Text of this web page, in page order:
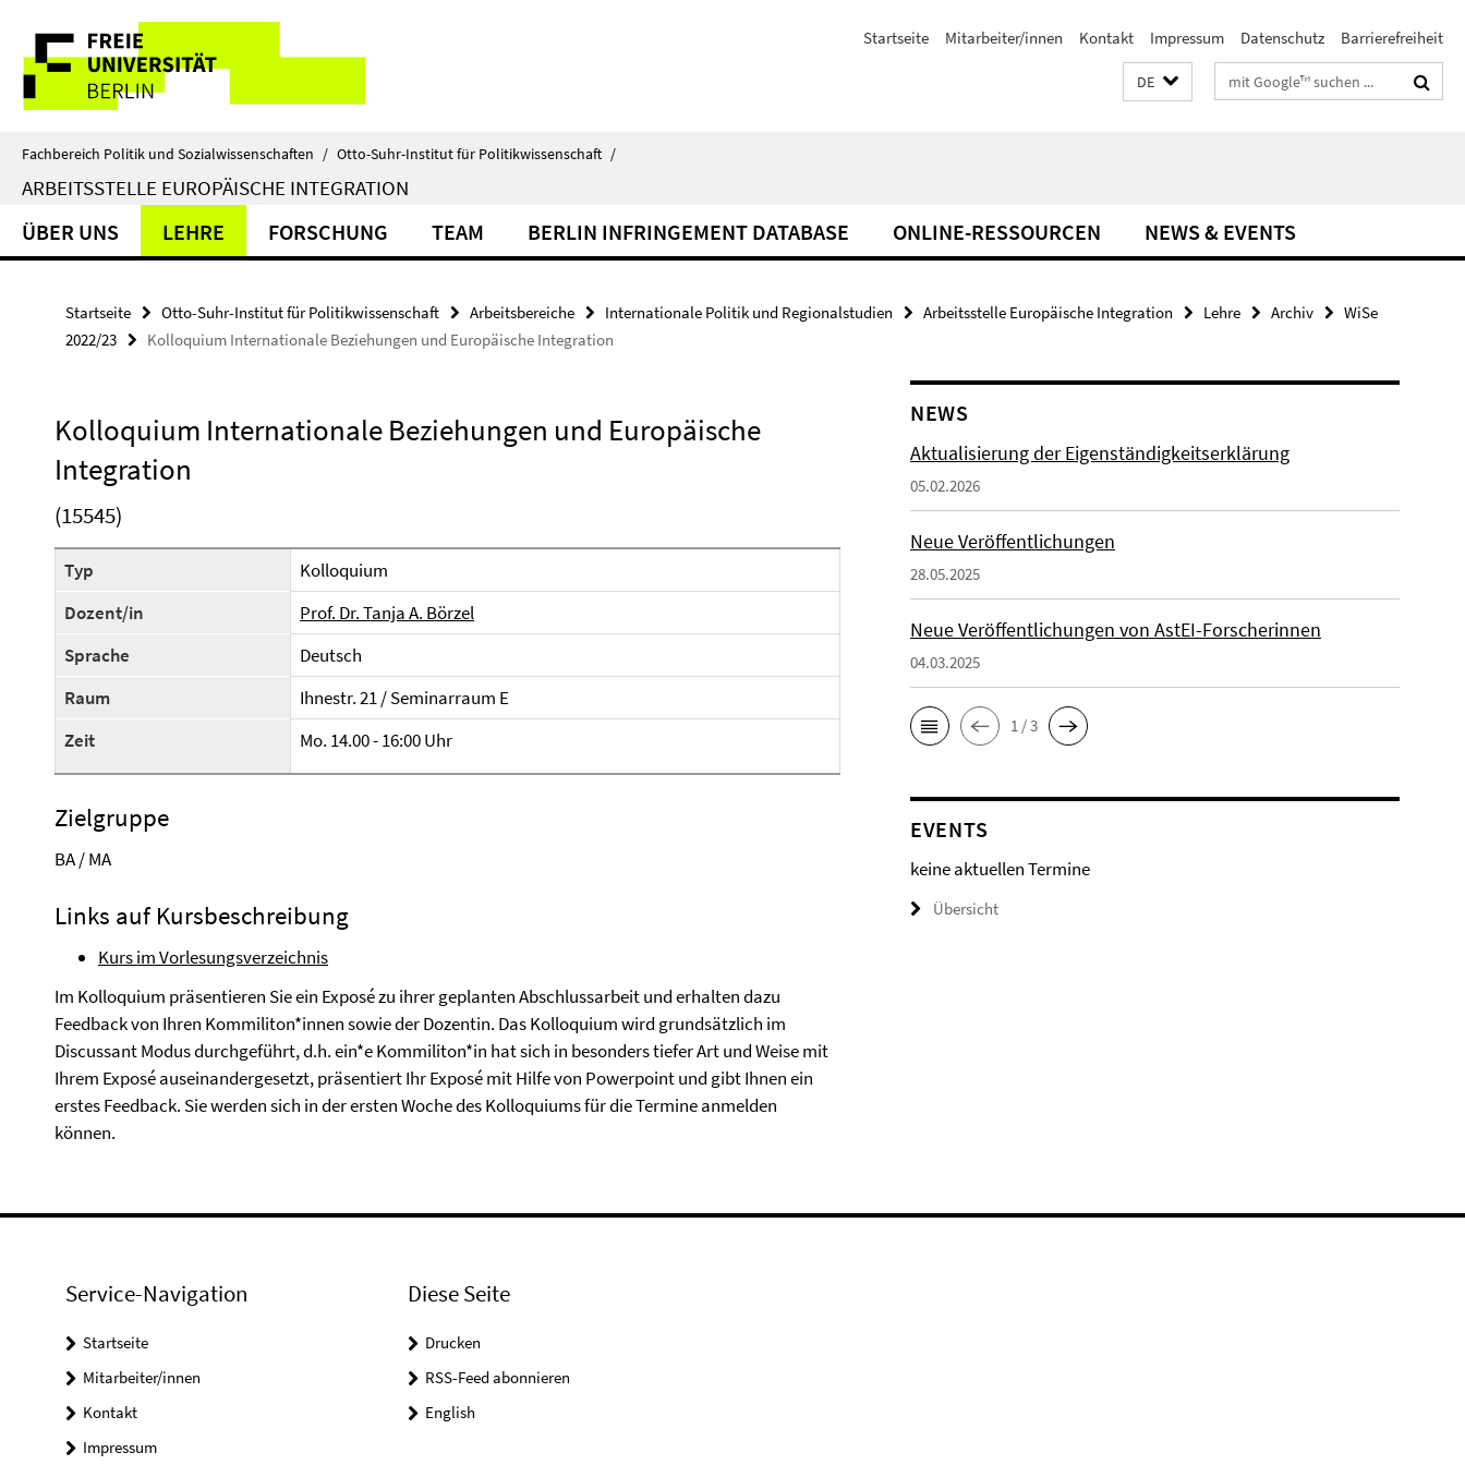
direkt
Inhalt
Service-
Navigation
Startseite Mitarbeiter/innen Kontakt Impressum Datenschutz Barrierefreiheit
DE Suchbegriffe
Fachbereich Politik und Sozialwissenschaften / Otto-Suhr-Institut für Politikwissenschaft /
ARBEITSSTELLE EUROPÄISCHE INTEGRATION
ÜBER UNS LEHRE FORSCHUNG TEAM BERLIN INFRINGEMENT DATABASE ONLINE-RESSOURCEN NEWS & EVENTS
Startseite Otto-Suhr-Institut für Politikwissenschaft Arbeitsbereiche Internationale Politik und Regionalstudien Arbeitsstelle Europäische Integration Lehre Archiv
WiSe
2022/23
Kolloquium Internationale Beziehungen und Europäische Integration
Kolloquium Internationale Beziehungen und Europäische
Integration
(15545)
Typ
Kolloquium
Dozent/in
Prof. Dr. Tanja A. Börzel
Sprache
Deutsch
Raum
Ihnestr. 21 / Seminarraum E
Zeit
Mo. 14.00 - 16:00 Uhr
Zielgruppe
BA / MA
Links auf Kursbeschreibung
Kurs im Vorlesungsverzeichnis
Im Kolloquium präsentieren Sie ein Exposé zu ihrer geplanten Abschlussarbeit und erhalten dazu
Feedback von Ihren Kommiliton*innen sowie der Dozentin. Das Kolloquium wird grundsätzlich im
Discussant Modus durchgeführt, d.h. ein*e Kommiliton*in hat sich in besonders tiefer Art und Weise mit
Ihrem Exposé auseinandergesetzt, präsentiert Ihr Exposé mit Hilfe von Powerpoint und gibt Ihnen ein
erstes Feedback. Sie werden sich in der ersten Woche des Kolloquiums für die Termine anmelden
können.
NEWS
Aktualisierung der Eigenständigkeitserklärung
05.02.2026
Neue Veröffentlichungen
28.05.2025
Neue Veröffentlichungen von AstEI-Forscherinnen
04.03.2025
1 / 3
EVENTS
keine aktuellen Termine
Übersicht
Service-Navigation
Startseite
Mitarbeiter/innen
Kontakt
Impressum
Diese Seite
Drucken
RSS-Feed abonnieren
English